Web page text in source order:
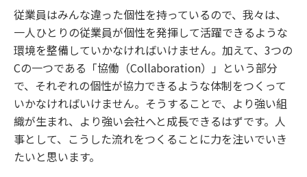
従業員はみんな違った個性を持っているので、我々は、
一人ひとりの従業員が個性を発揮して活躍できるような
環境を整備していかなければいけません。加えて、3つの
Cの一つである「協働（Collaboration）」という部分
で、それぞれの個性が協力できるような体制をつくって
いかなければいけません。そうすることで、より強い組
織が生まれ、より強い会社へと成長できるはずです。人
事として、こうした流れをつくることに力を注いでいき
たいと思います。